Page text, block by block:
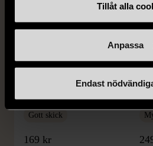
Tillåt alla
Anpassa
Endast
SNÖ of Sweden -
Halsband med
cirkelhänge
Gott skick
169 kr